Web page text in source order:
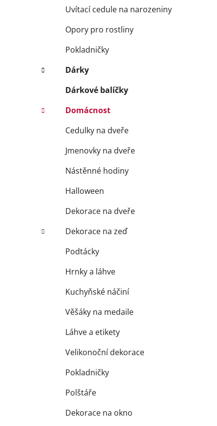
Uvítací cedule na narozeniny
Opory pro rostliny
Pokladničky
Dárky
Dárkové balíčky
Domácnost
Cedulky na dveře
Jmenovky na dveře
Nástěnné hodiny
Halloween
Dekorace na dveře
Dekorace na zeď
Podtácky
Hrnky a láhve
Kuchyňské náčiní
Věšáky na medaile
Láhve a etikety
Velikonoční dekorace
Pokladničky
Polštáře
Dekorace na okno